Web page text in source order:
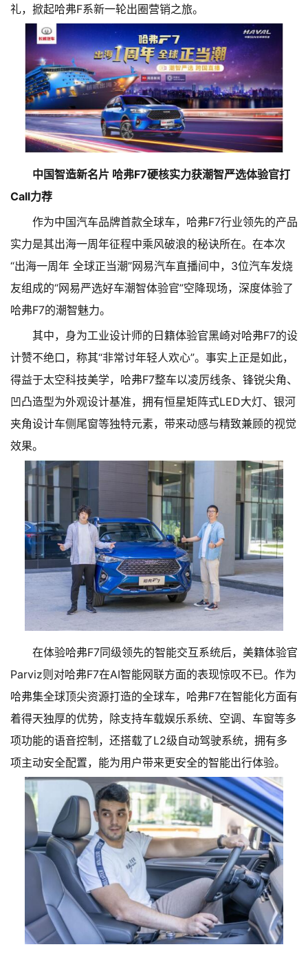
礼，掀起哈弗F系新一轮出圈营销之旅。
中国智造新名片 哈弗F7硬核实力获潮智严选体验官打
Call力荐
作为中国汽车品牌首款全球车，哈弗F7行业领先的产品
实力是其出海一周年征程中乘风破浪的秘诀所在。在本次
“出海一周年 全球正当潮”网易汽车直播间中，3位汽车发烧
友组成的“网易严选好车潮智体验官”空降现场，深度体验了
哈弗F7的潮智魅力。
其中，身为工业设计师的日籍体验官黑崎对哈弗F7的设
计赞不绝口，称其“非常讨年轻人欢心”。事实上正是如此，
得益于太空科技美学，哈弗F7整车以凌厉线条、锋锐尖角、
凹凸造型为外观设计基准，拥有恒星矩阵式LED大灯、银河
夹角设计车侧尾窗等独特元素，带来动感与精致兼顾的视觉
效果。
在体验哈弗F7同级领先的智能交互系统后，美籍体验官
Parviz则对哈弗F7在AI智能网联方面的表现惊叹不已。作为
哈弗集全球顶尖资源打造的全球车，哈弗F7在智能化方面有
着得天独厚的优势，除支持车载娱乐系统、空调、车窗等多
项功能的语音控制，还搭载了L2级自动驾驶系统，拥有多
项主动安全配置，能为用户带来更安全的智能出行体验。